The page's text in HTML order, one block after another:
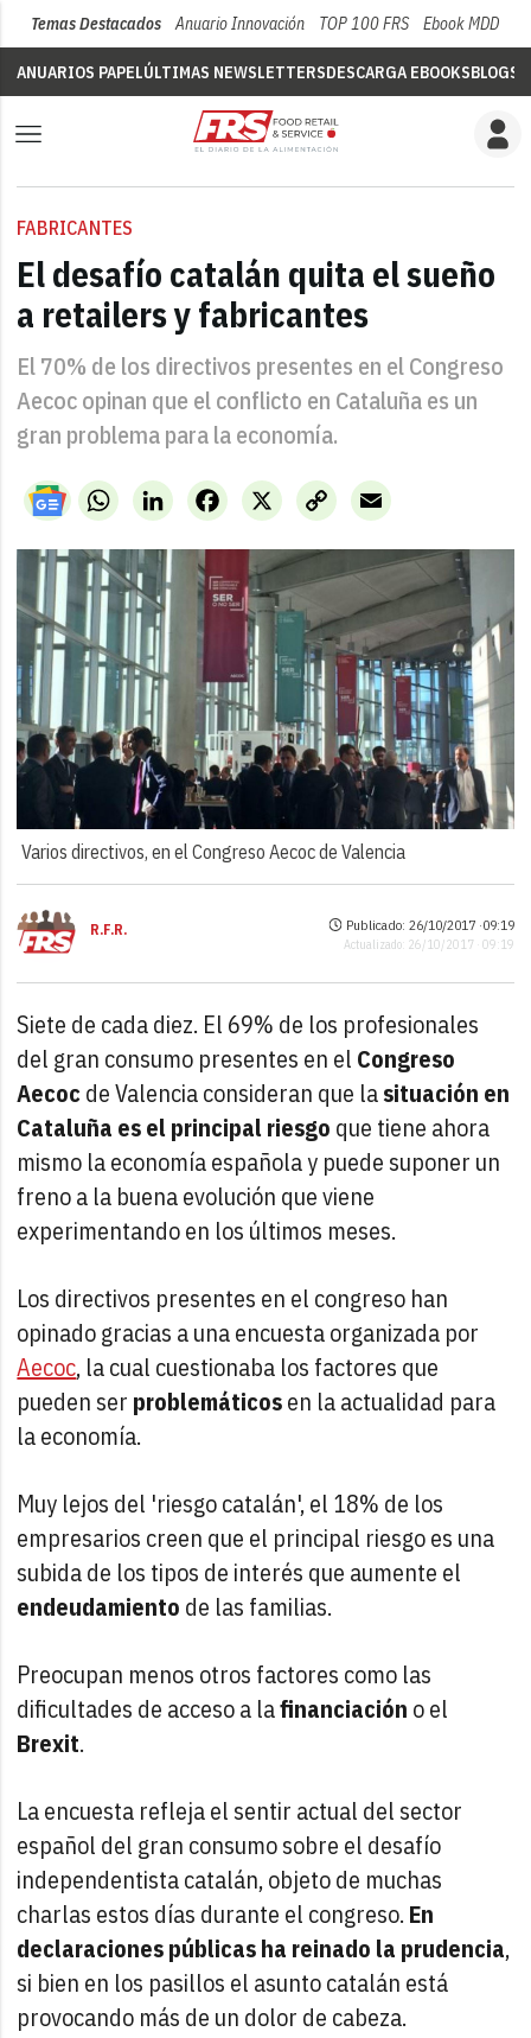
Temas Destacados Anuario Innovación TOP 100 FRS Ebook MDD
ANUARIOS PAPELÚLTIMAS NEWSLETTERSDESCARGA EBOOKSBLOGS
FABRICANTES
El desafío catalán quita el sueño
a retailers y fabricantes
El 70% de los directivos presentes en el Congreso
Aecoc opinan que el conflicto en Cataluña es un
gran problema para la economía.
WhatsAppLinkedIn X
Facebook
Copy
Link
Email
Varios directivos, en el Congreso Aecoc de Valencia
R.F.R. Publicado: 26/10/2017 ·09:19
Actualizado: 26/10/2017 · 09:19
Siete de cada diez. El 69% de los profesionales
del gran consumo presentes en el Congreso
Aecocde Valencia consideran que lasituación en
Cataluña es el principal riesgo que tiene ahora
mismo la economía española y puede suponer un
freno a la buena evolución que viene
experimentando en los últimos meses.
Los directivos presentes en el congreso han
opinado gracias a una encuesta organizada por
Aecoc, la cual cuestionaba los factores que
pueden ser problemáticosen la actualidad para
la economía.
Muy lejos del 'riesgo catalán', el 18% de los
empresarios creen que el principal riesgo es una
subida de los tipos de interés que aumente el
endeudamiento de las familias.
Preocupan menos otros factores como las
dificultades de acceso a lafinanciación o el
Brexit.
La encuesta refleja el sentir actual del sector
español del gran consumo sobre el desafío
independentista catalán, objeto de muchas
charlas estos días durante el congreso. En
declaraciones públicas ha reinado la prudencia,
si bien en los pasillos el asunto catalán está
provocando más de un dolor de cabeza.